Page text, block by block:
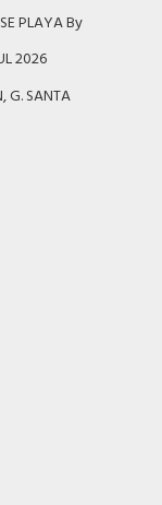
PLAYA By
2026
G. SANTA